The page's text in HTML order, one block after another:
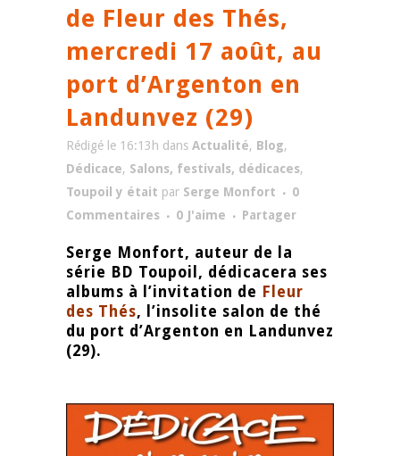
de Fleur des Thés,
mercredi 17 août, au
port d’Argenton en
Landunvez (29)
Rédigé le 16:13h dans Actualité, Blog,
Dédicace, Salons, festivals, dédicaces,
Toupoil y était par Serge Monfort
0
Commentaires
0 J'aime Partager
Serge Monfort, auteur de la
série BD Toupoil, dédicacera ses
albums à l’invitation de Fleur
des Thés, l’insolite salon de thé
du port d’Argenton en Landunvez
(29).